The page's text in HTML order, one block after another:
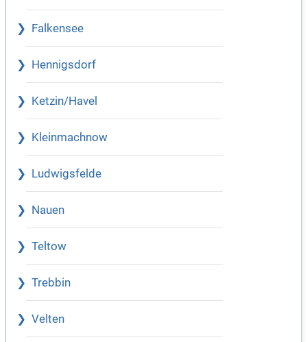
Falkensee
Hennigsdorf
Ketzin/Havel
Kleinmachnow
Ludwigsfelde
Nauen
Teltow
Trebbin
Velten